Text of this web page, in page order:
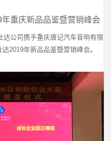
重庆新品品鉴暨营销峰会
达公司携手重庆唐记汽车音响有限
2019年新品品鉴暨营销峰会。